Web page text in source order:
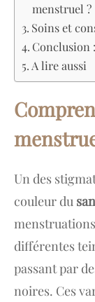
menstruel ?
Soins et
Conclusion
A lire aussi
Un des
couleur du
différentes
passant par
noires. Ces